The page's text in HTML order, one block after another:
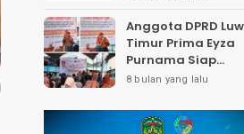
Anggota DPRD
Timur Prima Eyza
Purnama Siap
Perjuangkan
8 bulan yang lalu